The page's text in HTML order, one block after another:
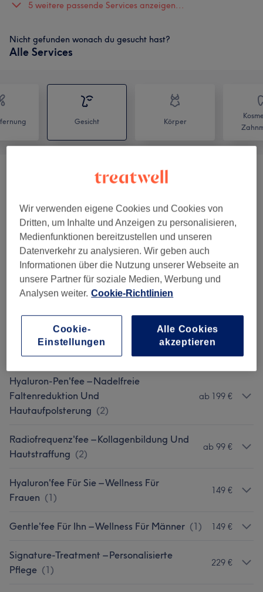
5 weitere passende Services anzeigen...
Nicht gefunden wonach du gesucht hast?
Alle Services
Gesicht Körper
Hydra'fee – Tiefenreinigung Und Pflege
Carbon-Softlaser-Peeling'fee - Sanftes
Laser-Peeling (3)
ab 59 €
Licht'fee – Lichtbasierte Hautpflege (3) ab 39 €
Haut-Analyse'fee – Hochauflösende
Hautanalyse (1)
Radiofrequenz-Vakuum-Microneedling'fee
– Tiefenwirksame Hauterneuerung Mit RF-
Mikronadeln Und Vakuum
ab 249 €
Hyaluron-Pen'fee – Nadelfreie
Faltenreduktion Und
Hautaufpolsterung (2)
ab 199 €
Radiofrequenz'fee – Kollagenbildung Und
Hautstraffung (2)
ab 99 €
Hyaluron'fee Für Sie – Wellness Für
Frauen (1)
149 €
Gentle'fee Für Ihn – Wellness Für Männer (1) 149 €
Signature-Treatment – Personalisierte
Pflege (1)
229 €
Wir verwenden eigene Cookies und Cookies von
Dritten, um Inhalte und Anzeigen zu personalisieren,
Medienfunktionen bereitzustellen und unseren
Datenverkehr zu analysieren. Wir geben auch
Informationen über die Nutzung unserer Webseite an
unsere Partner für soziale Medien, Werbung und
Analysen weiter. Cookie-Richtlinien
Cookie-
Einstellungen
Alle Cookies
akzeptieren